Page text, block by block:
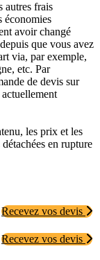
autres frais
économies
avoir changé
que vous avez
via, par exemple,
etc. Par
de devis sur
les prix et les
en rupture
Recevez vos devis
Recevez vos devis